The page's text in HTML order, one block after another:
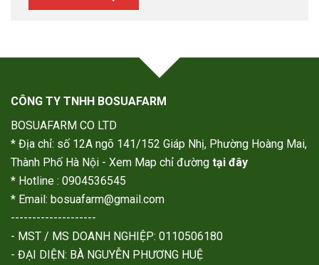
CÔNG TY TNHH BOSUAFARM
BOSUAFARM CO LTD
* Địa chỉ: số 12A ngõ 141/152 Giáp Nhị, Phường Hoàng Mai,
Thành Phố Hà Nội - Xem Map chỉ đường tại đây
* Hotline : 0904536545
* Email: bosuafarm@gmail.com
--------------------
- MST / MS DOANH NGHIỆP: 0110506180
- ĐẠI DIỆN: BÀ NGUYỄN PHƯƠNG HUỆ